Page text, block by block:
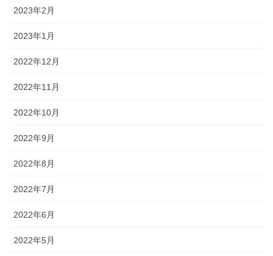
2023年2月
2023年1月
2022年12月
2022年11月
2022年10月
2022年9月
2022年8月
2022年7月
2022年6月
2022年5月